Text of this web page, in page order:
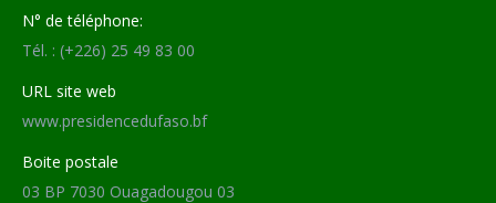
N° de téléphone:
Tél. : (+226) 25 49 83 00
URL site web
www.presidencedufaso.bf
Boite postale
03 BP 7030 Ouagadougou 03